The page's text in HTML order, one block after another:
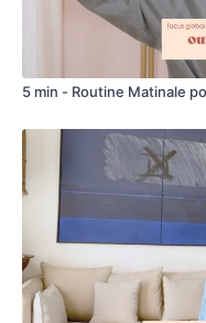
5 min - Routine Matinale